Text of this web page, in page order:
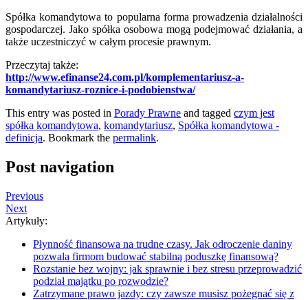
Spółka komandytowa to popularna forma prowadzenia działalności
gospodarczej. Jako spółka osobowa mogą podejmować działania, a
także uczestniczyć w całym procesie prawnym.
Przeczytaj także:
http://www.efinanse24.com.pl/komplementariusz-a-
komandytariusz-roznice-i-podobienstwa/
This entry was posted in Porady Prawne and tagged czym jest
spółka komandytowa, komandytariusz, Spółka komandytowa -
definicja. Bookmark the permalink.
Post navigation
Previous
Next
Artykuły:
Płynność finansowa na trudne czasy. Jak odroczenie daniny
pozwala firmom budować stabilną poduszkę finansową?
Rozstanie bez wojny: jak sprawnie i bez stresu przeprowadzić
podział majątku po rozwodzie?
Zatrzymane prawo jazdy: czy zawsze musisz pożegnać się z